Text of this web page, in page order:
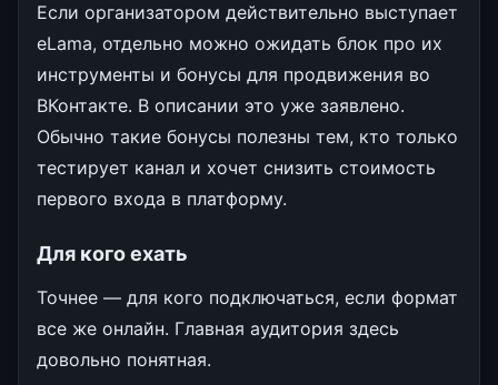
Если организатором действительно выступает
eLama, отдельно можно ожидать блок про их
инструменты и бонусы для продвижения во
ВКонтакте. В описании это уже заявлено.
Обычно такие бонусы полезны тем, кто только
тестирует канал и хочет снизить стоимость
первого входа в платформу.
Для кого ехать
Точнее — для кого подключаться, если формат
все же онлайн. Главная аудитория здесь
довольно понятная.